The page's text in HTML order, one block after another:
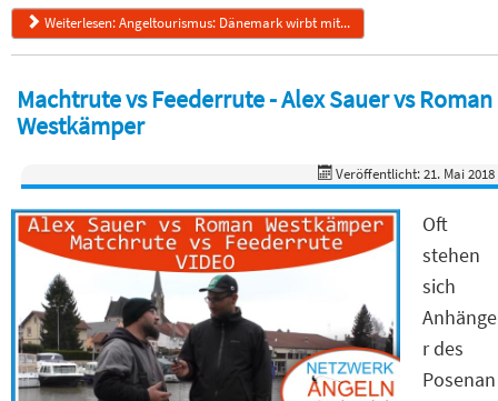
Weiterlesen: Angeltourismus: Dänemark wirbt mit...
Machtrute vs Feederrute - Alex Sauer vs Roman
Westkämper
Veröffentlicht: 21. Mai 2018
Oft
stehen
sich
Anhänge
r des
Posenan